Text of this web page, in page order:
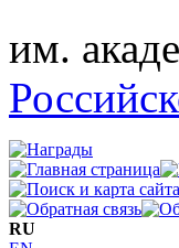
им.
RU